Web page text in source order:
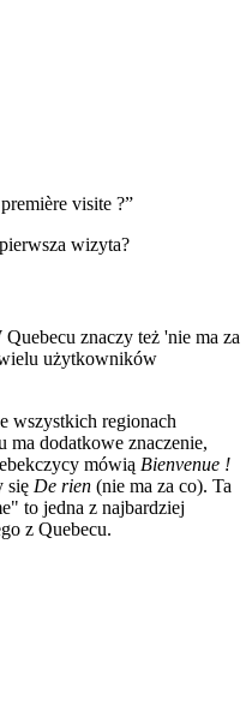
visite ?”
wizyta?
znaczy też 'nie ma za
użytkowników
wszystkich regionach
ma dodatkowe znaczenie,
mówią Bienvenue !
się De rien (nie ma za co). Ta
to jedna z najbardziej
z Quebecu.